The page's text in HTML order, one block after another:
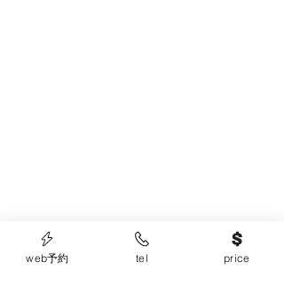
web予約 tel price